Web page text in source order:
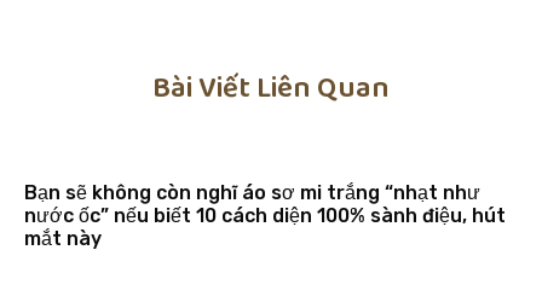
Bài Viết Liên Quan
Bạn sẽ không còn nghĩ áo sơ mi trắng “nhạt như
nước ốc” nếu biết 10 cách diện 100% sành điệu, hút
mắt này